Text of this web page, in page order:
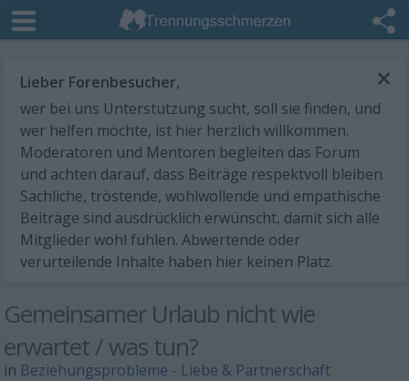
×
Lieber Forenbesucher,
wer bei uns Unterstützung sucht, soll sie finden, und
wer helfen möchte, ist hier herzlich willkommen.
Moderatoren und Mentoren begleiten das Forum
und achten darauf, dass Beiträge respektvoll bleiben.
Sachliche, tröstende, wohlwollende und empathische
Beiträge sind ausdrücklich erwünscht, damit sich alle
Mitglieder wohl fühlen. Abwertende oder
verurteilende Inhalte haben hier keinen Platz.
Gemeinsamer Urlaub nicht wie
erwartet / was tun?
in Beziehungsprobleme - Liebe & Partnerschaft